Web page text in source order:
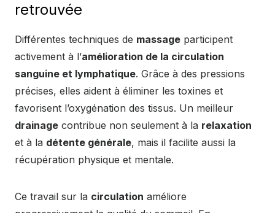
retrouvée
Différentes techniques de massage participent
activement à l’amélioration de la circulation
sanguine et lymphatique. Grâce à des pressions
précises, elles aident à éliminer les toxines et
favorisent l’oxygénation des tissus. Un meilleur
drainage contribue non seulement à la relaxation
et à la détente générale, mais il facilite aussi la
récupération physique et mentale.
Ce travail sur la circulation améliore